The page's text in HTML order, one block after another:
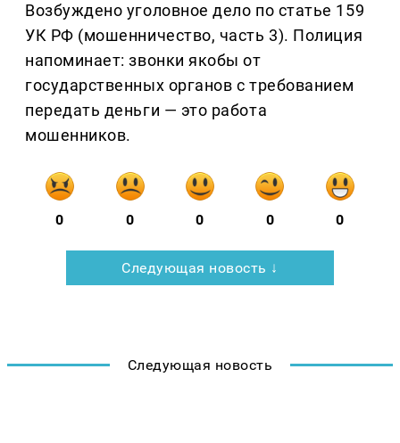
Возбуждено уголовное дело по статье 159
УК РФ (мошенничество, часть 3). Полиция
напоминает: звонки якобы от
государственных органов с требованием
передать деньги — это работа
мошенников.
0 0 0 0 0
Следующая новость ↓
Следующая новость